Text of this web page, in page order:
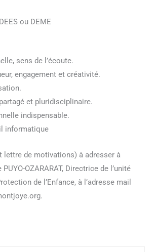
ou DEME
sens de l’écoute.
engagement et créativité.
et pluridisciplinaire.
indispensable.
informatique
lettre de motivations) à adresser à
OZARARAT, Directrice de l’unité
de l’Enfance, à l’adresse mail